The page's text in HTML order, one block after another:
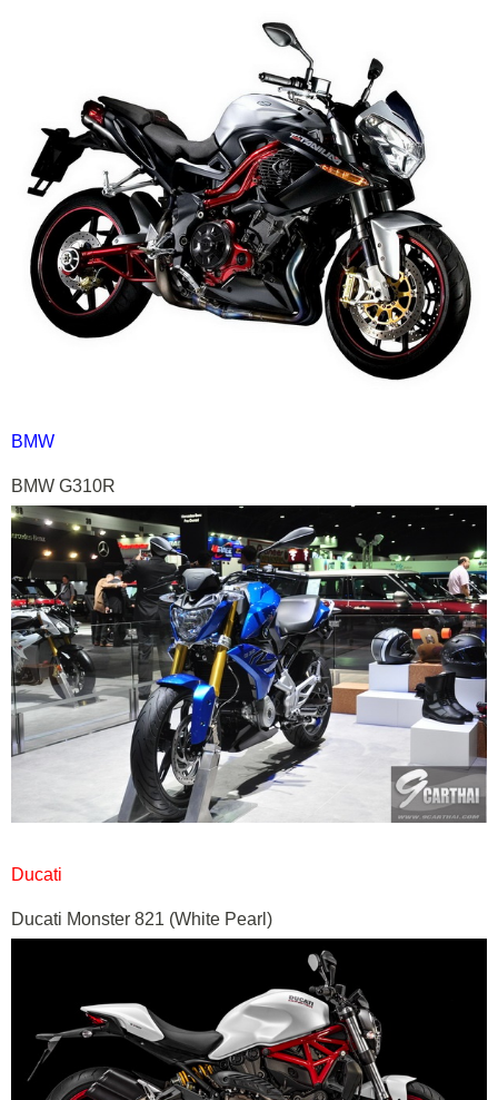
BMW
BMW G310R
Ducati
Ducati Monster 821 (White Pearl)